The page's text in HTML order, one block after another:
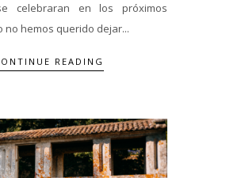
celebraran en los próximos
no hemos querido dejar...
READING